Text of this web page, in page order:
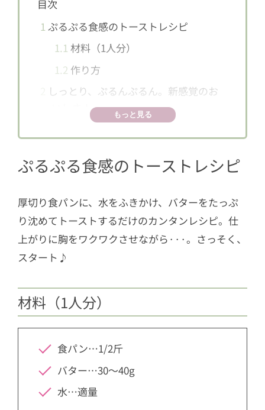
目次
1 ぷるぷる食感のトーストレシピ
1.1 材料（1人分）
1.2 作り方
しっとり、ぷるんぷるん。新感覚のお
いしさ！
もっと見る
ぷるぷる食感のトーストレシピ
厚切り食パンに、水をふきかけ、バターをたっぷ
り沈めてトーストするだけのカンタンレシピ。仕
上がりに胸をワクワクさせながら···。さっそく、
スタート♪
材料（1人分）
食パン…1/2斤
バター…30～40g
水…適量